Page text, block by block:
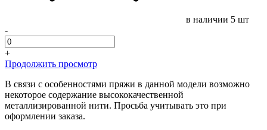
в наличии 5 шт
-
+
Продолжить просмотр
В связи с особенностями пряжи в данной модели возможно
некоторое содержание высококачественной
металлизированной нити. Просьба учитывать это при
оформлении заказа.